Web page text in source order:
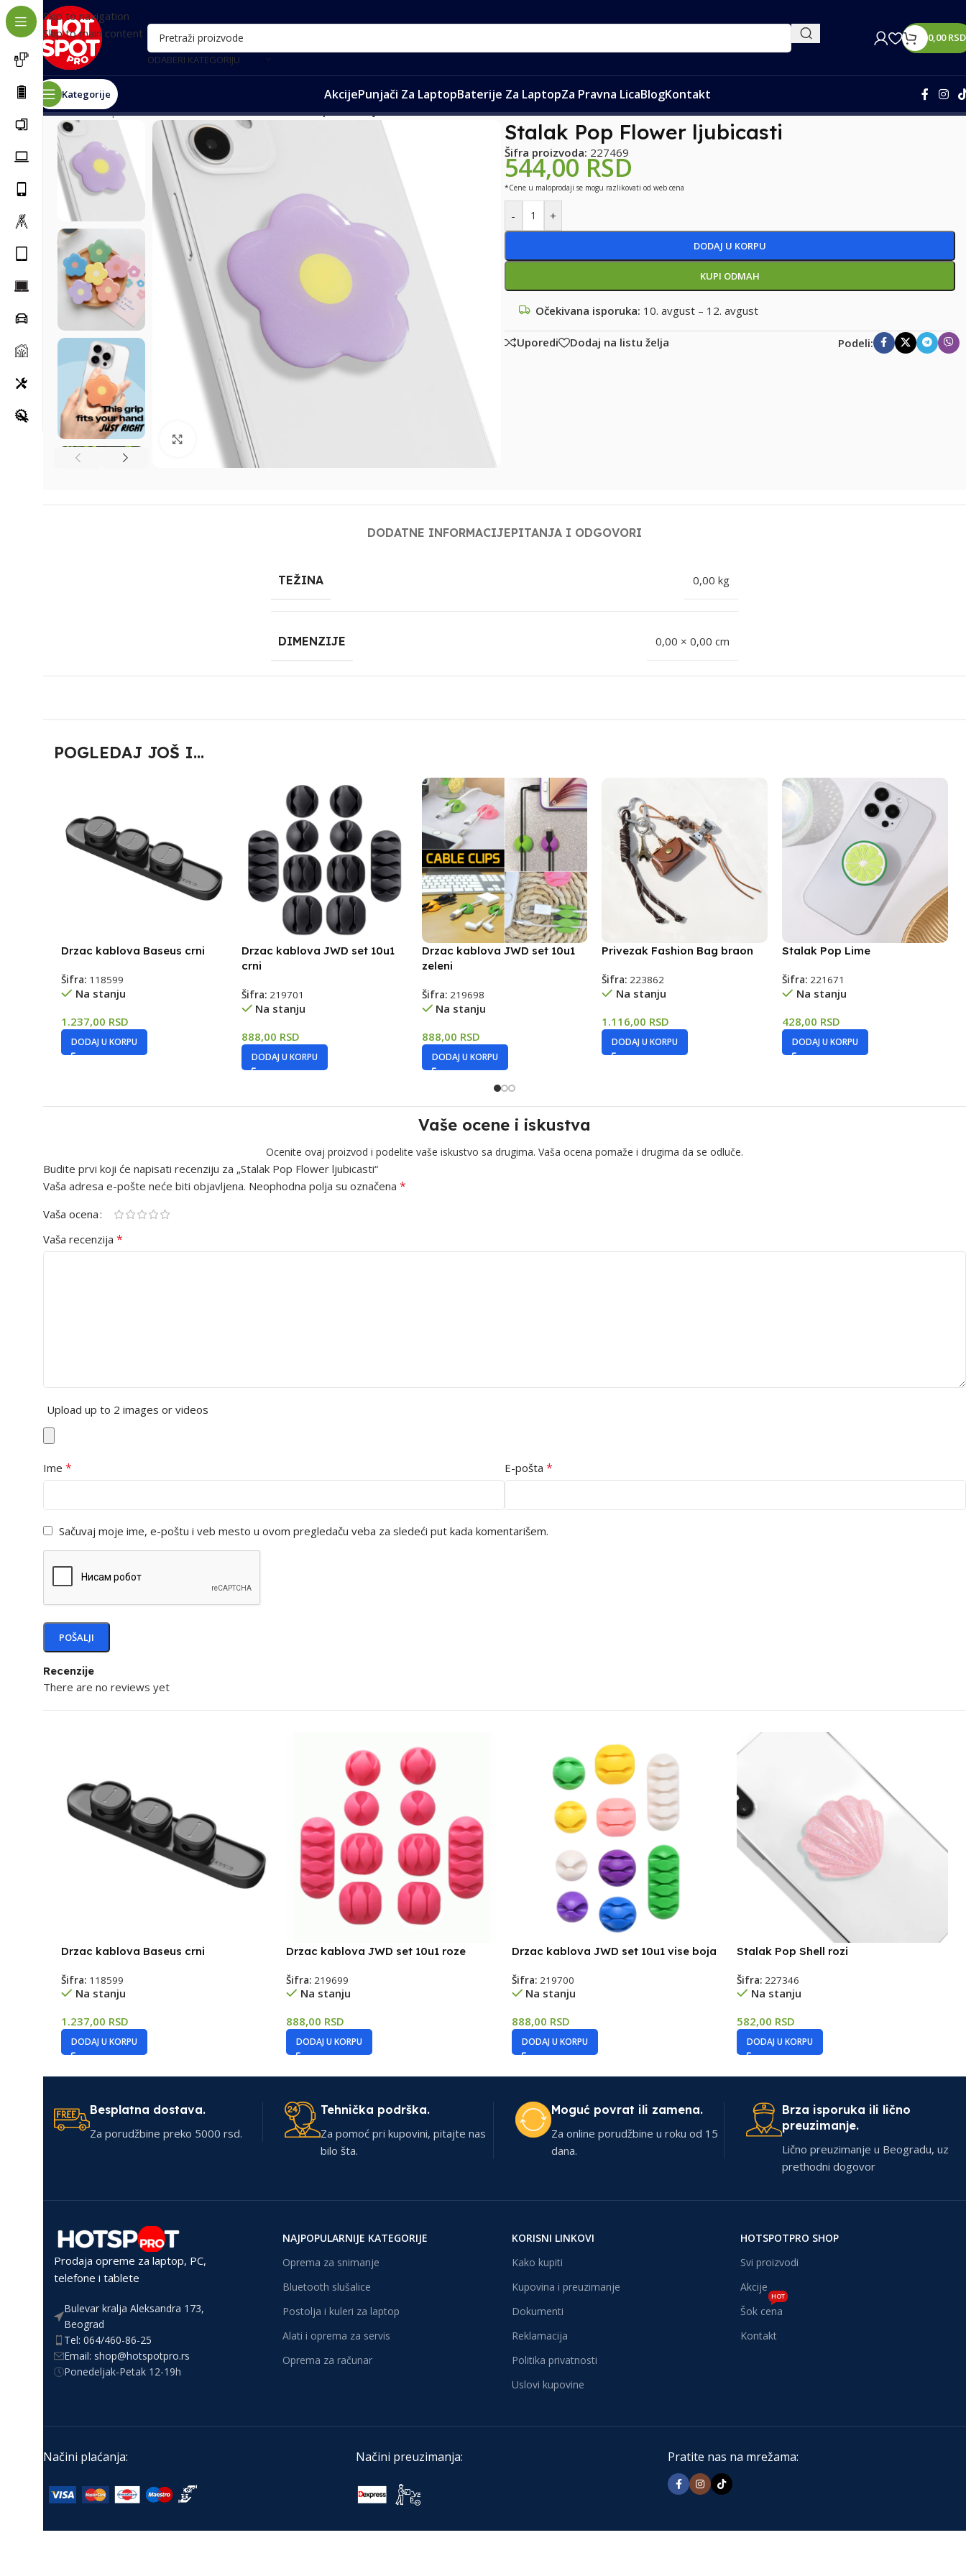
Skip to navigation
Skip to main content
ODABERI KATEGORIJU
0,00RSD
Kategorije AkcijePunjači Za LaptopBaterije Za LaptopZa Pravna LicaBlogKontakt
Почетна/Oprema za telefone/Razni dodaci/Stalak Pop Flower ljubicasti
Klikni za uvećanje
Stalak Pop Flower ljubicasti
Šifra proizvoda: 227469
544,00RSD
*Cene u maloprodaji se mogu razlikovati od web cena
- +
DODAJ U KORPU
KUPI ODMAH
Očekivana isporuka: 10. avgust – 12. avgust
Uporedi Dodaj na listu želja Podeli:
DODATNE INFORMACIJEPITANJA I ODGOVORI
TEŽINA 0,00 kg
DIMENZIJE 0,00 × 0,00 cm
POGLEDAJ JOŠ I...
Drzac kablova Baseus crni
Šifra: 118599
Na stanju
1.237,00 RSD
DODAJ U KORPU
Drzac kablova JWD set 10u1
crni
Šifra: 219701
Na stanju
888,00 RSD
DODAJ U KORPU
Drzac kablova JWD set 10u1
zeleni
Šifra: 219698
Na stanju
888,00 RSD
DODAJ U KORPU
Privezak Fashion Bag braon
Šifra:223862
Na stanju
1.116,00 RSD
DODAJ U KORPU
Stalak Pop Lime
Šifra:221671
Na stanju
428,00 RSD
DODAJ U KORPU
Vaše ocene i iskustva
Ocenite ovaj proizvod i podelite vaše iskustvo sa drugima. Vaša ocena pomaže i drugima da se odluče.
Recenzije
There are no reviews yet
Budite prvi koji će napisati recenziju za „Stalak Pop Flower ljubicasti“
Vaša adresa e-pošte neće biti objavljena. Neophodna polja su označena *
Vaša ocena
Vaša recenzija *
Upload up to 2 images or videos
Ime * E-pošta *
Sačuvaj moje ime, e-poštu i veb mesto u ovom pregledaču veba za sledeći put kada komentarišem.
Drzac kablova Baseus crni
Šifra: 118599
Na stanju
1.237,00 RSD
DODAJ U KORPU
Drzac kablova JWD set 10u1 roze
Šifra:219699
Na stanju
888,00 RSD
DODAJ U KORPU
Drzac kablova JWD set 10u1 vise boja
Šifra: 219700
Na stanju
888,00 RSD
DODAJ U KORPU
Stalak Pop Shell rozi
Šifra:227346
Na stanju
582,00 RSD
DODAJ U KORPU
Besplatna dostava.
Za porudžbine preko 5000 rsd.
Tehnička podrška.
Za pomoć pri kupovini, pitajte nas
bilo šta.
Moguć povrat ili zamena.
Za online porudžbine u roku od 15
dana.
Brza isporuka ili lično
preuzimanje.
Lično preuzimanje u Beogradu, uz
prethodni dogovor
Prodaja opreme za laptop, PC,
telefone i tablete
Bulevar kralja Aleksandra 173,
Beograd
Tel: 064/460-86-25
Email: shop@hotspotpro.rs
Ponedeljak-Petak 12-19h
NAJPOPULARNIJE KATEGORIJE
Oprema za snimanje
Bluetooth slušalice
Postolja i kuleri za laptop
Alati i oprema za servis
Oprema za računar
KORISNI LINKOVI
Kako kupiti
Kupovina i preuzimanje
Dokumenti
Reklamacija
Politika privatnosti
Uslovi kupovine
HOTSPOTPRO SHOP
Svi proizvodi
Akcije
Šok cena
HOT
Kontakt
Načini plaćanja: Načini preuzimanja: Pratite nas na mrežama: